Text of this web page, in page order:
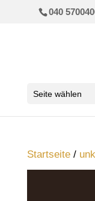
040
Seite wählen
Startseite/